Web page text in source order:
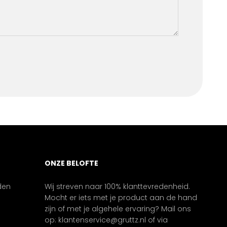
ONZE BELOFTE
Wij streven naar 100% klanttevredenheid.
Mocht er iets met je product aan de hand
zijn of met je algehele ervaring? Mail ons
op: klantenservice@gruttz.nl of via